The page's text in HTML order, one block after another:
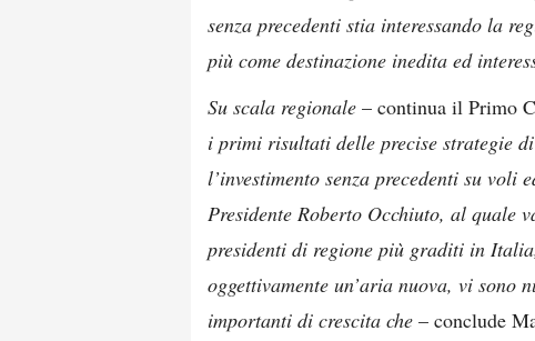
senza precedenti stia interessando la
più come destinazione inedita ed
Su scala regionale – continua il Primo
i primi risultati delle precise strategie
l’investimento senza precedenti su voli
Presidente Roberto Occhiuto, al quale
presidenti di regione più graditi in
oggettivamente un’aria nuova, vi sono
importanti di crescita che – conclude